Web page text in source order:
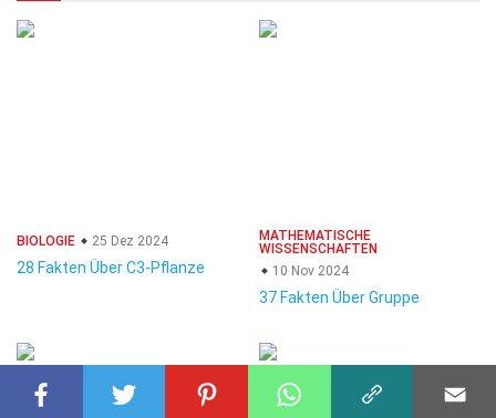
BIOLOGIE 25 Dez 2024
28 Fakten Über C3-Pflanze
MATHEMATISCHE
WISSENSCHAFTEN
10 Nov 2024
37 Fakten Über Gruppe